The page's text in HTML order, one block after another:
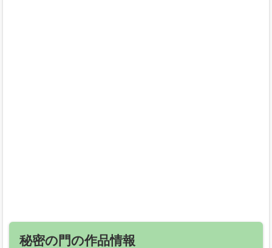
秘密の門の作品情報